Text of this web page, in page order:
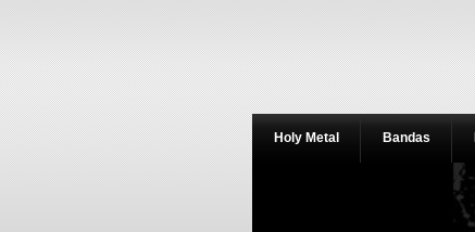
Holy Metal Bandas